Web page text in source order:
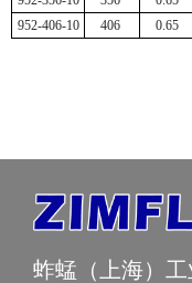
952-406-10
406 0.65
蚱蜢（上海）